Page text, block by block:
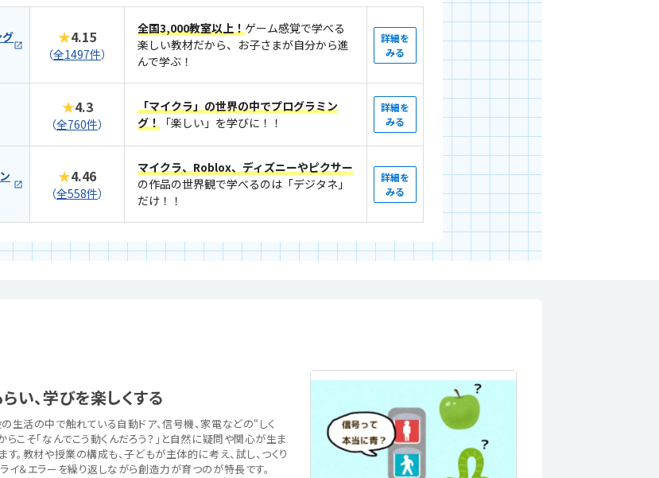
★4.15
（全1497件）
全国3,000教室以上！ゲーム感覚で学べる
楽しい教材だから、お子さまが自分から進
んで学ぶ！
詳細を
みる
★4.3
（全760件）
「マイクラ」の世界の中でプログラミン
グ！ 「楽しい」を学びに！！
詳細を
みる
★4.46
（全558件）
マイクラ、Roblox、ディズニーやピクサー
の作品の世界観で学べるのは「デジタネ」
だけ！！
詳細を
みる
い、学びを楽しくする
生活の中で触れている自動ドア、信号機、家電などの“しく
こそ「なんでこう動くんだろう？」と自然に疑問や関心が生ま
。教材や授業の構成も、子どもが主体的に考え、試し、つくり
イ＆エラーを繰り返しながら創造力が育つのが特長です。